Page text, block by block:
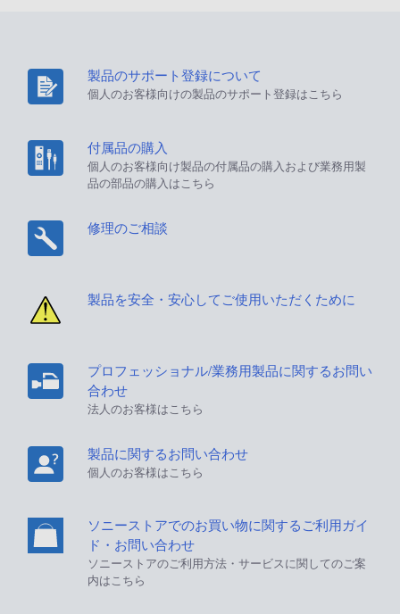
製品のサポート登録について
個人のお客様向けの製品のサポート登録はこちら
付属品の購入
個人のお客様向け製品の付属品の購入および業務用製
品の部品の購入はこちら
修理のご相談
製品を安全・安心してご使用いただくために
プロフェッショナル/業務用製品に関するお問い
合わせ
法人のお客様はこちら
製品に関するお問い合わせ
個人のお客様はこちら
ソニーストアでのお買い物に関するご利用ガイ
ド・お問い合わせ
ソニーストアのご利用方法・サービスに関してのご案
内はこちら